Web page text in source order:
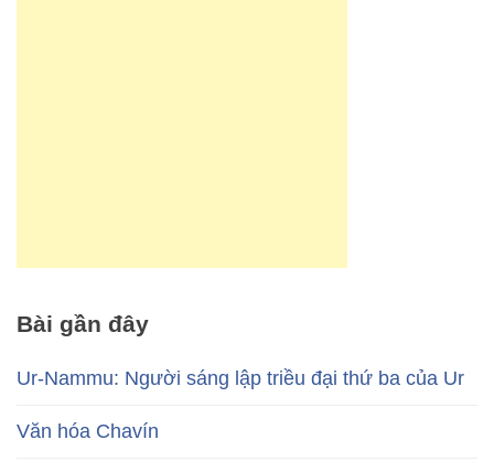
Bài gần đây
Ur-Nammu: Người sáng lập triều đại thứ ba của Ur
Văn hóa Chavín